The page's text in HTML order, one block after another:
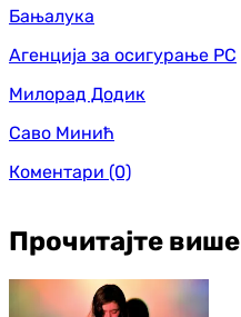
Бањалука
Агенција за осигурање РС
Милорад Додик
Саво Минић
Коментари (0)
Прочитајте више